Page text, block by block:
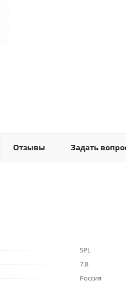
Отзывы Задать
SPL
7.8
Россия